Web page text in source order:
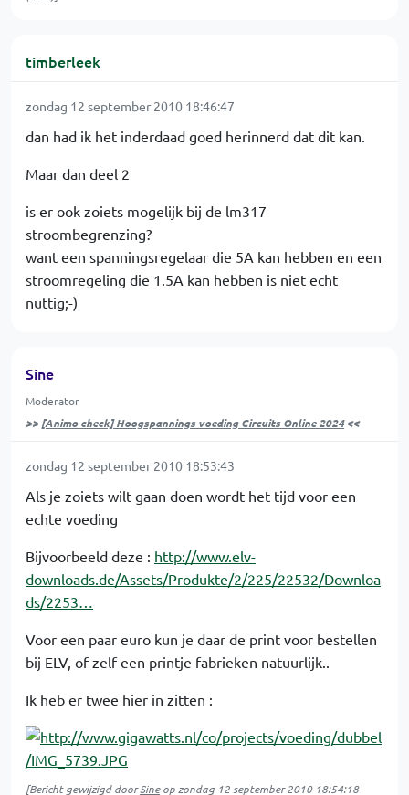
timberleek
zondag 12 september 2010 18:46:47
dan had ik het inderdaad goed herinnerd dat dit kan.
Maar dan deel 2
is er ook zoiets mogelijk bij de lm317
stroombegrenzing?
want een spanningsregelaar die 5A kan hebben en een
stroomregeling die 1.5A kan hebben is niet echt
nuttig;-)
Sine
Moderator
>> [Animo check] Hoogspannings voeding Circuits Online 2024<<
zondag 12 september 2010 18:53:43
Als je zoiets wilt gaan doen wordt het tijd voor een
echte voeding
Bijvoorbeeld deze : http://www.elv-
downloads.de/Assets/Produkte/2/225/22532/Downloa
ds/2253…
Voor een paar euro kun je daar de print voor bestellen
bij ELV, of zelf een printje fabrieken natuurlijk..
Ik heb er twee hier in zitten :
[Bericht gewijzigd doorSineop zondag 12 september 2010 18:54:18